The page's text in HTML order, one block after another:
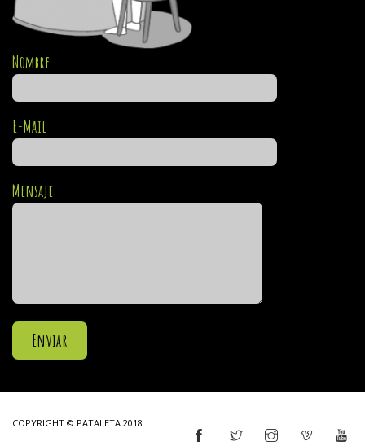
Nombre
E-Mail
Mensaje
COPYRIGHT © PATALETA 2018